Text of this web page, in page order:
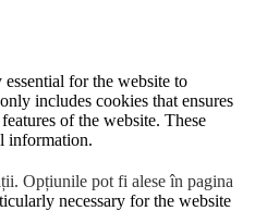
Opțiunile pot fi alese în pagina
for the website to
includes cookies that ensures
of the website. These
information.
necessary for the website